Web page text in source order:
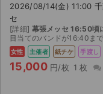
2026/08/14(金) 11:00 千
セ
[詳細] 幕張メッセ 16:50頃
目当てのバンドが16:40までなので終わり次第、幕
女性 主催者 紙チケ 手渡し
15,000 円/枚 1 枚